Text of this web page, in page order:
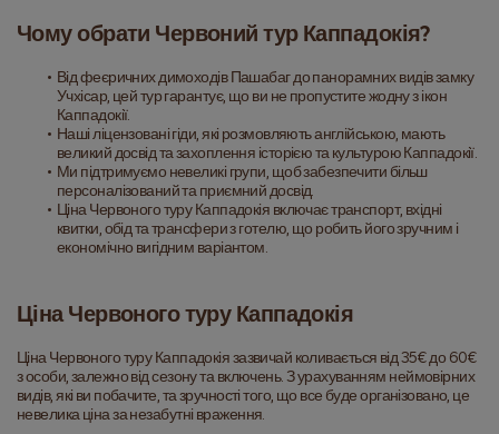
Чому обрати Червоний тур Каппадокія?
Від феєричних димоходів Пашабаг до панорамних видів замку
Учхісар, цей тур гарантує, що ви не пропустите жодну з ікон
Каппадокії.
Наші ліцензовані гіди, які розмовляють англійською, мають
великий досвід та захоплення історією та культурою Каппадокії.
Ми підтримуємо невеликі групи, щоб забезпечити більш
персоналізований та приємний досвід.
Ціна Червоного туру Каппадокія включає транспорт, вхідні
квитки, обід та трансфери з готелю, що робить його зручним і
економічно вигідним варіантом.
Ціна Червоного туру Каппадокія
Ціна Червоного туру Каппадокія зазвичай коливається від 35€ до 60€
з особи, залежно від сезону та включень. З урахуванням неймовірних
видів, які ви побачите, та зручності того, що все буде організовано, це
невелика ціна за незабутні враження.